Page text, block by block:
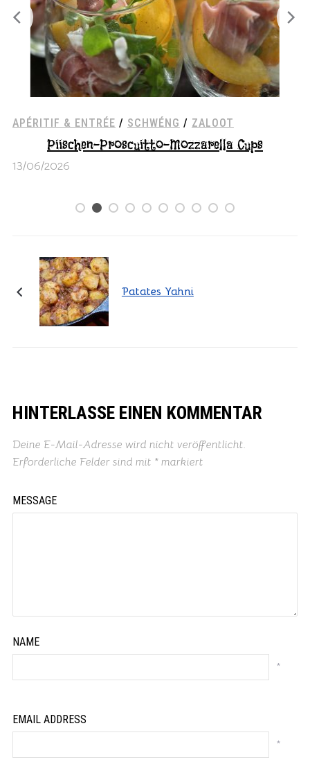
APÉRITIF & ENTRÉE/GEMÉISS /VEGETARISCH
REZEPTER
Mozzarella-Tomaten-Basilikum Cups
Patates Yahni
HINTERLASSE EINEN KOMMENTAR
Deine E-Mail-Adresse wird nicht veröffentlicht.
Erforderliche Felder sind mit *markiert
MESSAGE
NAME
*
EMAIL ADDRESS
*